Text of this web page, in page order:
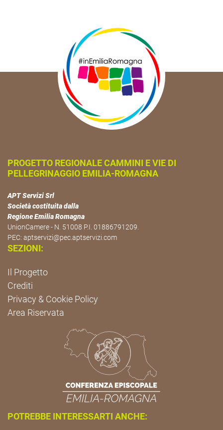
PROGETTO REGIONALE CAMMINI E VIE DI
PELLEGRINAGGIO EMILIA-ROMAGNA
APT Servizi Srl
Società costituita dalla
Regione Emilia Romagna
UnionCamere - N. 51008 P.I. 01886791209.
PEC: aptservizi@pec.aptservizi.com
SEZIONI:
Il Progetto
Crediti
Privacy & Cookie Policy
Area Riservata
POTREBBE INTERESSARTI ANCHE: